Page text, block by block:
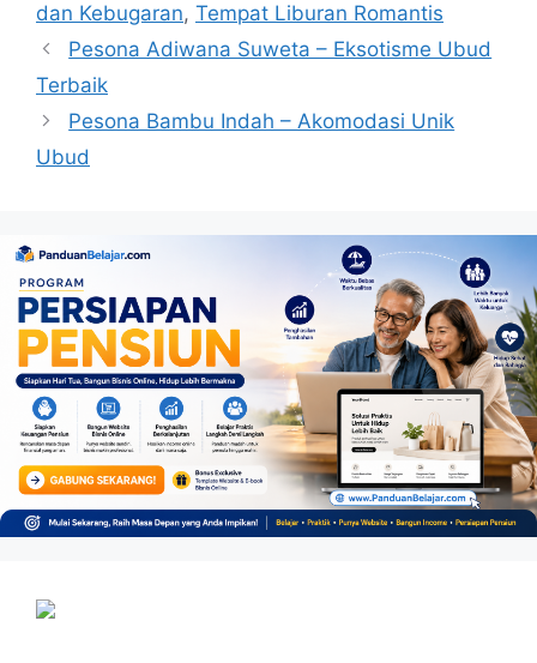
dan Kebugaran, Tempat Liburan Romantis
Pesona Adiwana Suweta – Eksotisme Ubud
Terbaik
Pesona Bambu Indah – Akomodasi Unik
Ubud